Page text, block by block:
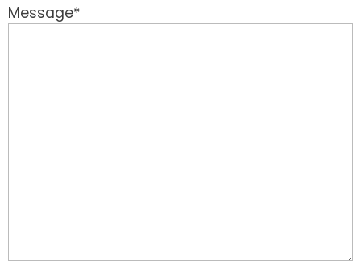
Message*